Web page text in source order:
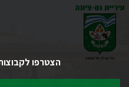
הצטרפו